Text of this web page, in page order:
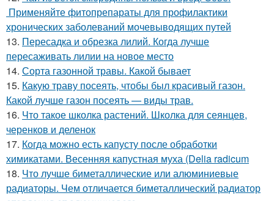
Применяйте фитопрепараты для профилактики
хронических заболеваний мочевыводящих путей
13. Пересадка и обрезка лилий. Когда лучше
пересаживать лилии на новое место
14. Сорта газонной травы. Какой бывает
15. Какую траву посеять, чтобы был красивый газон.
Какой лучше газон посеять — виды трав.
16. Что такое школка растений. Школка для сеянцев,
черенков и деленок
17. Когда можно есть капусту после обработки
химикатами. Весенняя капустная муха (Delia radicum
18. Что лучше биметаллические или алюминиевые
радиаторы. Чем отличается биметаллический радиатор